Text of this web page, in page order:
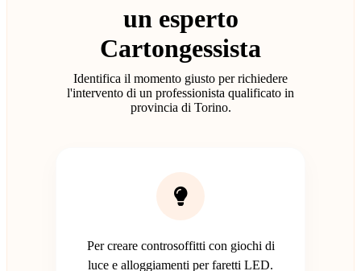
un esperto
Cartongessista
Identifica il momento giusto per richiedere
l'intervento di un professionista qualificato in
provincia di Torino.
Per creare controsoffitti con giochi di
luce e alloggiamenti per faretti LED.